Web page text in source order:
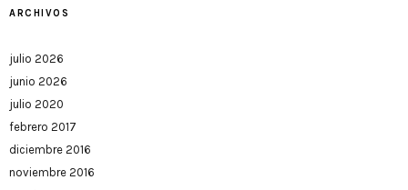
ARCHIVOS
julio 2026
junio 2026
julio 2020
febrero 2017
diciembre 2016
noviembre 2016